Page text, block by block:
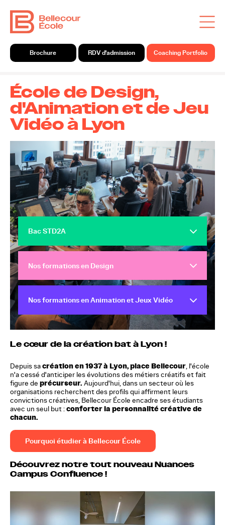
École de Design,
d'Animation et de Jeu
Vidéo à Lyon
Bac STD2A
Nos formations en Design
Nos formations en Animation et Jeux Vidéo
Le cœur de la création bat à Lyon !
Depuis sacréation en 1937 à Lyon, place Bellecour, l'école
n'a cessé d'anticiper les évolutions des métiers créatifs et fait
figure de précurseur. Aujourd'hui, dans un secteur où les
organisations recherchent des profils qui affirment leurs
convictions créatives, Bellecour École encadre ses étudiants
avec un seul but :conforter la personnalité créative de
chacun.
Pourquoi étudier à Bellecour École
Découvrez notre tout nouveau Nuances
Campus Confluence !
Bienvenu à Nuances Campus
Confluence !
Brochure RDV d'admission Coaching Portfolio